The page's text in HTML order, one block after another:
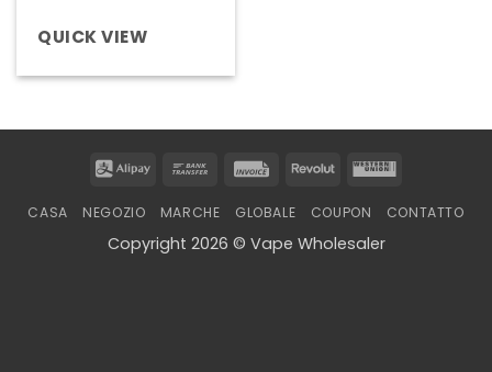
QUICK VIEW
Alipay
Bank
Invoice RevolutWestern
CASA NEGOZIO MARCHE GLOBALE COUPON CONTATTO
Copyright 2026 © Vape Wholesaler